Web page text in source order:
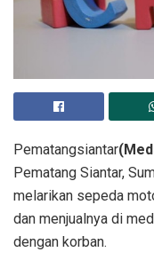
Pematangsiantar
Pematang Siantar,
melarikan sepeda
dan menjualnya di
dengan korban.